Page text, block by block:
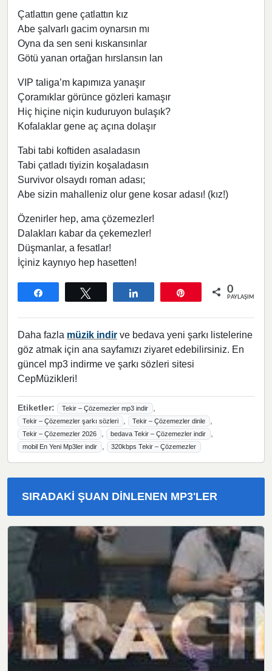
Çatlattın gene çatlattın kız
Abe şalvarlı gacim oynarsın mı
Oyna da sen seni kıskansınlar
Götü yanan ortağan hırslansın lan
VIP taliga’m kapımıza yanaşır
Çoramıklar görünce gözleri kamaşır
Hiç hiçine niçin kuduruyon bulaşık?
Kofalaklar gene aç açına dolaşır
Tabi tabi koftiden asaladasın
Tabi çatladı tiyizin koşaladasın
Survivor olsaydı roman adası;
Abe sizin mahalleniz olur gene kosar adası! (kız!)
Özenirler hep, ama çözemezler!
Dalakları kabar da çekemezler!
Düşmanlar, a fesatlar!
İçiniz kaynıyo hep hasetten!
0
PAYLAŞIMLAR
Daha fazla müzik indir ve bedava yeni şarkı listelerine
göz atmak için ana sayfamızı ziyaret edebilirsiniz. En
güncel mp3 indirme ve şarkı sözleri sitesi
CepMüzikleri!
Etiketler: Tekir – Çözemezler mp3 indir ,
Tekir – Çözemezler şarkı sözleri , Tekir – Çözemezler dinle ,
Tekir – Çözemezler 2026 , bedava Tekir – Çözemezler indir ,
mobil En Yeni Mp3ler indir , 320kbps Tekir – Çözemezler
SIRADAKI ŞUAN DINLENEN MP3'LER